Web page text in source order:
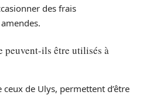
des frais
peuvent-ils être utilisés à
de Ulys, permettent d’être